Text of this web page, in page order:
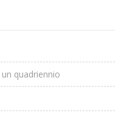
quadriennio